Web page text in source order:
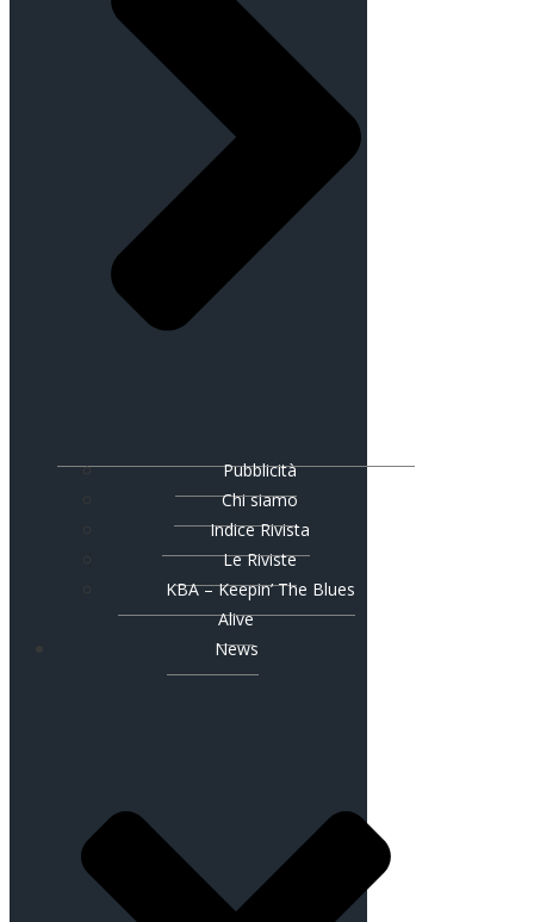
Pubblicità
Chi siamo
Indice Rivista
Le Riviste
KBA – Keepin’ The Blues
Alive
News